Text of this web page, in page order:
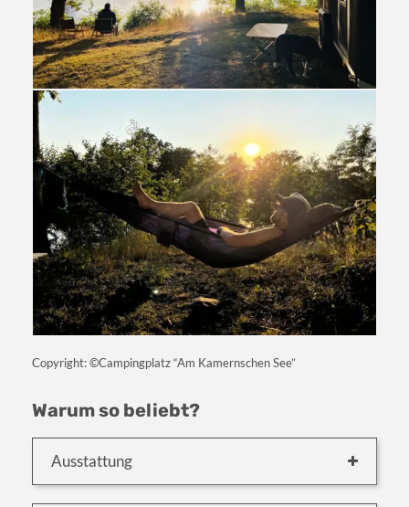
Copyright: ©Campingplatz “Am Kamernschen See”
Warum so beliebt?
Ausstattung